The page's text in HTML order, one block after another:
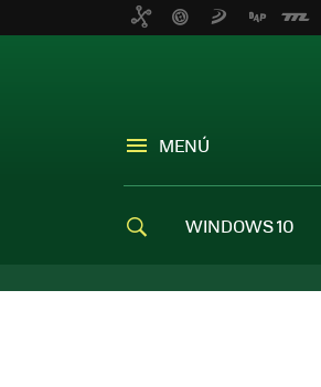
MENÚ
WINDOWS 10